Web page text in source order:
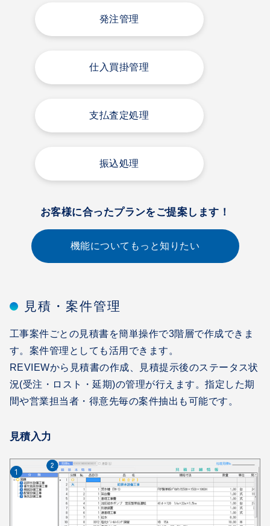
発注管理
仕入買掛管理
支払査定処理
振込処理
お客様に合ったプランをご提案します！
機能についてもっと知りたい
見積・案件管理
工事案件ごとの見積書を簡単操作で3階層で作成できま
す。案件管理としても活用できます。
REVIEWから見積書の作成、見積提示後のステータス状
況(受注・ロスト・延期)の管理が行えます。指定した期
間や営業担当者・得意先毎の案件抽出も可能です。
見積入力